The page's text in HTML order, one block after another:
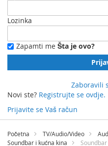
Lozinka
Zapamti me Šta je ovo?
Zaboravili
Novi ste? Registrujte se ovdje.
Prijavite se Vaš račun
Preskočite
sadržaj
Početna TV/Audio/Video
Soundbar i kućna kina
Soundbar